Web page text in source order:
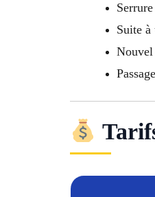
Suite
Nouvel